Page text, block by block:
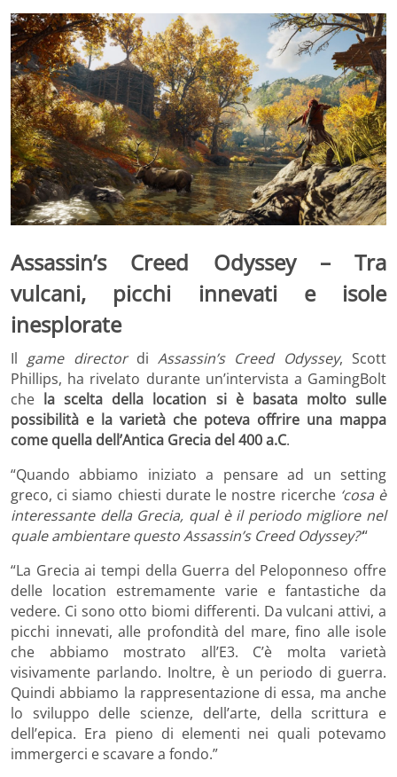
Assassin’s Creed Odyssey – Tra
vulcani, picchi innevati e isole
inesplorate
Il game directordiAssassin’s Creed Odyssey, Scott
Phillips, ha rivelato durante un’intervista a GamingBolt
che la scelta della location si è basata molto sulle
possibilità e la varietà che poteva offrire una mappa
come quella dell’Antica Grecia del 400 a.C.
“Quando abbiamo iniziato a pensare ad un setting
greco, ci siamo chiesti durate le nostre ricerche ‘cosa è
interessante della Grecia, qual è il periodo migliore nel
quale ambientare questo Assassin’s Creed Odyssey?’“
“La Grecia ai tempi della Guerra del Peloponneso offre
delle location estremamente varie e fantastiche da
vedere. Ci sono otto biomi differenti. Da vulcani attivi, a
picchi innevati, alle profondità del mare, fino alle isole
che abbiamo mostrato all’E3. C’è molta varietà
visivamente parlando. Inoltre, è un periodo di guerra.
Quindi abbiamo la rappresentazione di essa, ma anche
lo sviluppo delle scienze, dell’arte, della scrittura e
dell’epica. Era pieno di elementi nei quali potevamo
immergerci e scavare a fondo.”